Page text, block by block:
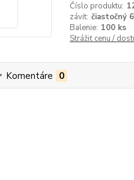
Číslo produktu:
závit: čiastočný
Balenie: 100 ks
Strážiť cenu /
Komentáre 0